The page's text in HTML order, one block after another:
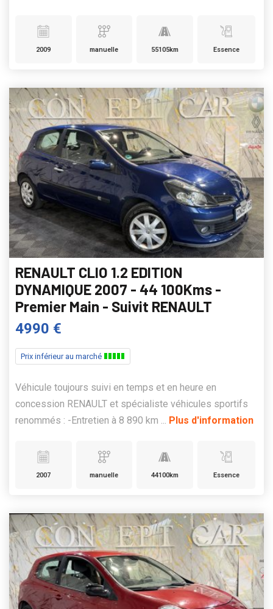
2009 manuelle 55105km Essence
RENAULT CLIO 1.2 EDITION
DYNAMIQUE 2007 - 44 100Kms -
Premier Main - Suivit RENAULT
4990 €
Prix inférieur au marché
Véhicule toujours suivi en temps et en heure en
concession RENAULT et spécialiste véhicules sportifs
renommés : -Entretien à 8 890 km ... Plus d'information
2007 manuelle 44100km Essence